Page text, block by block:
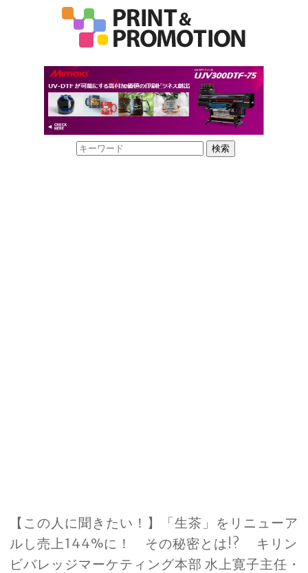
【この人に聞きたい！】「生茶」をリニューア
ルし売上144%に！ その秘密とは!? キリン
ビバレッジマーケティング本部 水上寛子主任・